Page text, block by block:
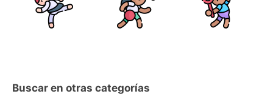
Buscar en otras categorías